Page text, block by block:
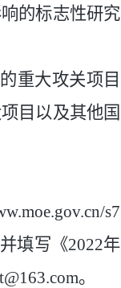
的标志性研究
重大攻关项目
目以及其他国
s7
填写《2022年
。